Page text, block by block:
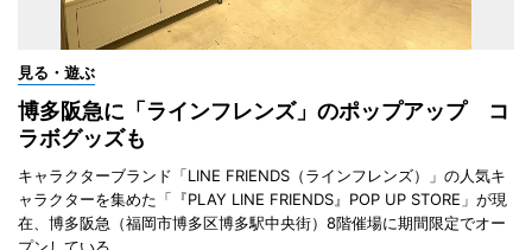
見る・遊ぶ
博多阪急に「ラインフレンズ」のポップアップ コ
ラボグッズも
キャラクターブランド「LINE FRIENDS（ラインフレンズ）」の人気キ
ャラクターを集めた「『PLAY LINE FRIENDS』POP UP STORE」が現
在、博多阪急（福岡市博多区博多駅中央街）8階催場に期間限定でオー